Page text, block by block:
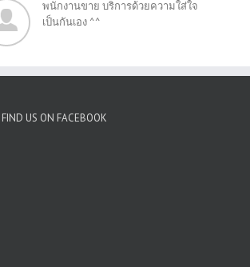
พนักงานขาย บริการด้วยความใส่ใจ
เป็นกันเอง ^^
FIND US ON FACEBOOK